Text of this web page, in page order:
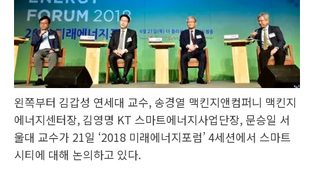
왼쪽부터 김갑성 연세대 교수, 송경열 맥킨지앤컴퍼니 맥킨지
에너지센터장, 김영명 KT 스마트에너지사업단장, 문승일 서
울대 교수가 21일 ‘2018 미래에너지포럼’ 4세션에서 스마트
시티에 대해 논의하고 있다.